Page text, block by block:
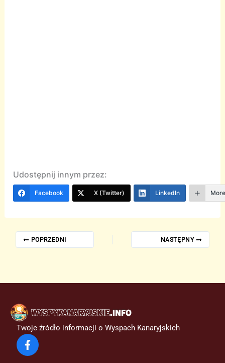
Udostępnij innym przez:
Facebook X (Twitter) LinkedIn
POPRZEDNI NASTĘPNY
Twoje źródło informacji o Wyspach Kanaryjskich